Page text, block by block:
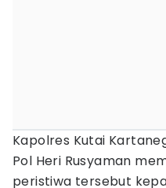
Kapolres Kutai
Pol Heri Rusyaman
peristiwa tersebut